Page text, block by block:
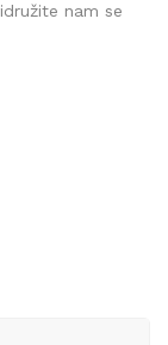
nam se